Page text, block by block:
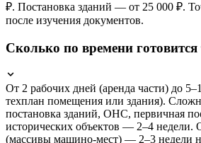
₽. Постановка зданий — от 25 000 ₽.
после изучения документов.
Сколько по времени готовится
От 2 рабочих дней (аренда части) до
техплан помещения или здания).
постановка зданий, ОНС, первичная
исторических объектов — 2–4 недели.
(массивы машино-мест) — 2–3 недели